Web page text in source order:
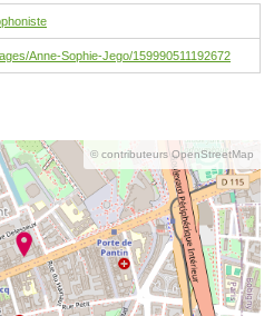
Anne-Sophie-Jego/159990511192672
© contributeurs OpenStreetMap